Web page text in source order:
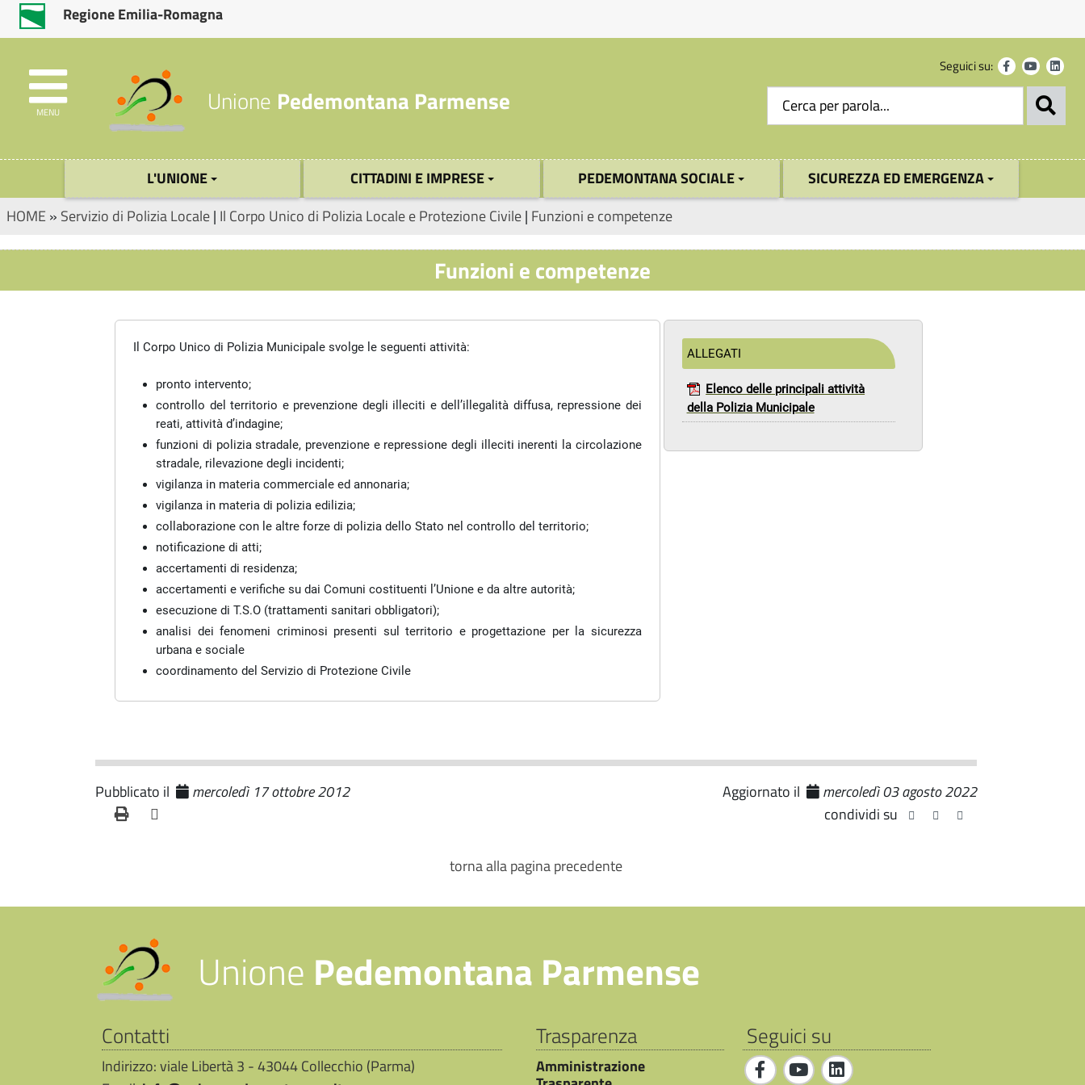
Regione Emilia-Romagna
MENU Unione Pedemontana Parmense
Seguici su:
L'UNIONE CITTADINI E IMPRESE PEDEMONTANA SOCIALE
SICUREZZA ED EMERGENZA
HOME » Servizio di Polizia Locale| Il Corpo Unico di Polizia Locale e Protezione Civile| Funzioni e competenze
Funzioni e competenze
Il Corpo Unico di Polizia Municipale svolge le seguenti attività:
pronto intervento;
controllo del territorio e prevenzione degli illeciti e dell’illegalità diffusa, repressione dei
reati, attività d’indagine;
funzioni di polizia stradale, prevenzione e repressione degli illeciti inerenti la circolazione
stradale, rilevazione degli incidenti;
vigilanza in materia commerciale ed annonaria;
vigilanza in materia di polizia edilizia;
collaborazione con le altre forze di polizia dello Stato nel controllo del territorio;
notificazione di atti;
accertamenti di residenza;
accertamenti e verifiche su dai Comuni costituenti l’Unione e da altre autorità;
esecuzione di T.S.O (trattamenti sanitari obbligatori);
analisi dei fenomeni criminosi presenti sul territorio e progettazione per la sicurezza
urbana e sociale
coordinamento del Servizio di Protezione Civile
ALLEGATI
Elenco delle principali attività
della Polizia Municipale
Pubblicato il mercoledì 17 ottobre 2012 Aggiornato il
mercoledì 03 agosto 2022
condividi su
torna alla pagina precedente
Unione Pedemontana Parmense
Contatti
Indirizzo: viale Libertà 3 - 43044 Collecchio (Parma)
Trasparenza
Amministrazione
Seguici su